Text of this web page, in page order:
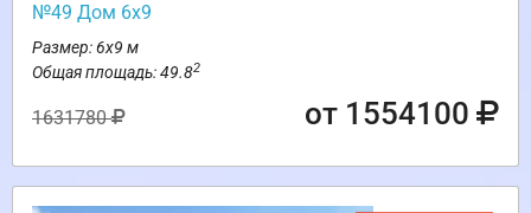
№49 Дом 6х9
Размер: 6х9 м
Общая площадь: 49.82
1631780 от 1554100